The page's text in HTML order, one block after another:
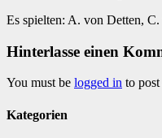
Es spielten: A. von Detten,
Hinterlasse einen
You must be logged in to
Kategorien